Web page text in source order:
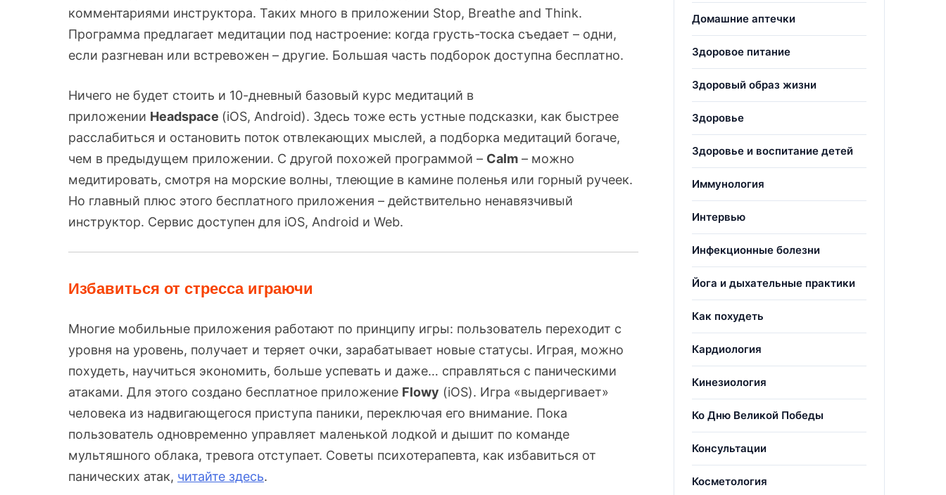
комментариями инструктора. Таких много в приложении Stop, Breathe and Think.
Программа предлагает медитации под настроение: когда грусть-тоска съедает – одни,
если разгневан или встревожен – другие. Большая часть подборок доступна бесплатно.
Ничего не будет стоить и 10-дневный базовый курс медитаций в
приложении Headspace (iOS, Android). Здесь тоже есть устные подсказки, как быстрее
расслабиться и остановить поток отвлекающих мыслей, а подборка медитаций богаче,
чем в предыдущем приложении. С другой похожей программой – Calm – можно
медитировать, смотря на морские волны, тлеющие в камине поленья или горный ручеек.
Но главный плюс этого бесплатного приложения – действительно ненавязчивый
инструктор. Сервис доступен для iOS, Android и Web.
Избавиться от стресса играючи
Многие мобильные приложения работают по принципу игры: пользователь переходит с
уровня на уровень, получает и теряет очки, зарабатывает новые статусы. Играя, можно
похудеть, научиться экономить, больше успевать и даже… справляться с паническими
атаками. Для этого создано бесплатное приложение Flowy (iOS). Игра «выдергивает»
человека из надвигающегося приступа паники, переключая его внимание. Пока
пользователь одновременно управляет маленькой лодкой и дышит по команде
мультяшного облака, тревога отступает. Советы психотерапевта, как избавиться от
панических атак, читайте здесь.
Домашние аптечки
Здоровое питание
Здоровый образ жизни
Здоровье
Здоровье и воспитание детей
Иммунология
Интервью
Инфекционные болезни
Йога и дыхательные практики
Как похудеть
Кардиология
Кинезиология
Ко Дню Великой Победы
Консультации
Косметология